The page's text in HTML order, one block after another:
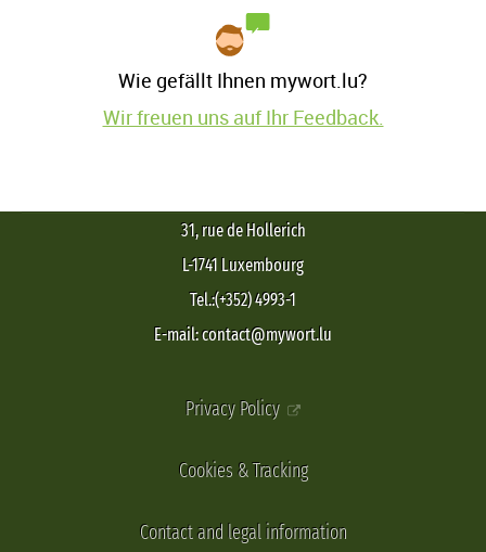
Wie gefällt Ihnen mywort.lu?
Wir freuen uns auf Ihr Feedback.
31, rue de Hollerich
L-1741 Luxembourg
Tel.:(+352) 4993-1
E-mail: contact@mywort.lu
Privacy Policy
Cookies & Tracking
Contact and legal information